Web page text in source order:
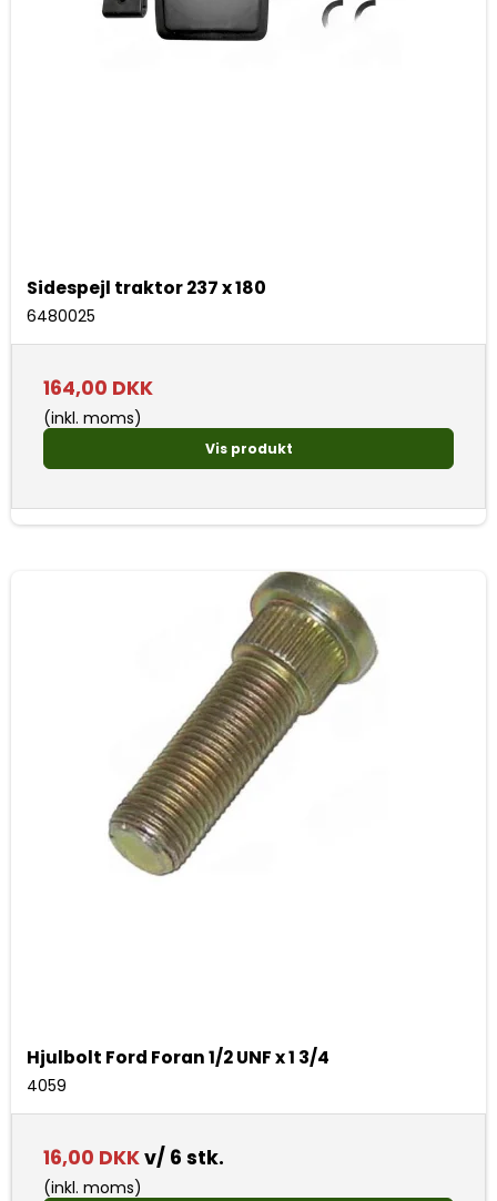
Sidespejl traktor 237 x 180
6480025
164,00 DKK
(inkl. moms)
Vis produkt
Hjulbolt Ford Foran 1/2 UNF x 1 3/4
4059
16,00 DKKv/ 6 stk.
(inkl. moms)